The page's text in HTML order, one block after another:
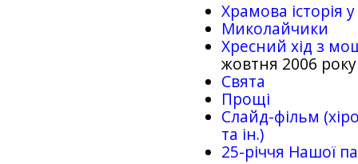
Храмова історія
Миколайчики
Хресний хід з
жовтня 2006 року
Свята
Прощі
Слайд-фільм
та ін.)
25-рiччя Нашої